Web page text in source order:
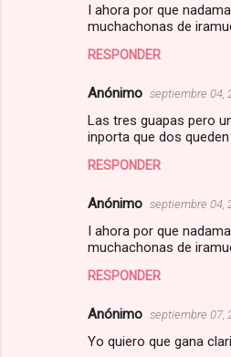
I ahora por que
muchachonas de
RESPONDER
Anónimo septiembre 04,
Las tres guapas pero
inporta que dos
RESPONDER
Anónimo septiembre 04,
I ahora por que
muchachonas de
RESPONDER
Anónimo septiembre 07,
Yo quiero que gana